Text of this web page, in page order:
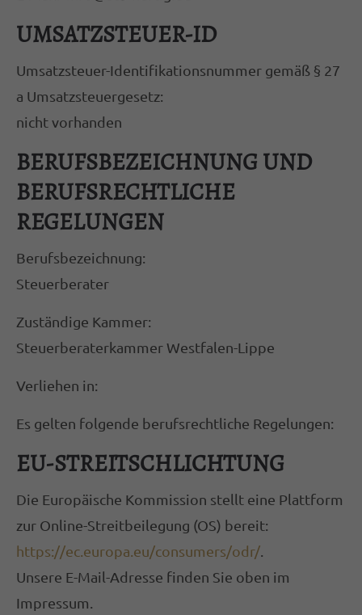
Termine außerhalb der Bürozeiten nach
Vereinbarung
Hurtig Steuerberatungsgesellschaft mbH
Bahnhofstraße 29
02522 8324-0
info@stb-hurtig.de
ABOUT US
Lorem ipsum dolor sit amet, consectetuer
massa. Cum sociis natoque penatibus et
magnis dis parturient montes, nascetur
nec.
UMSATZSTEUER-ID
Umsatzsteuer-Identifikationsnummer gemäß § 27
a Umsatzsteuergesetz:
nicht vorhanden
BERUFSBEZEICHNUNG UND
BERUFSRECHTLICHE
REGELUNGEN
Berufsbezeichnung:
Steuerberater
Zuständige Kammer:
Steuerberaterkammer Westfalen-Lippe
Verliehen in:
Es gelten folgende berufsrechtliche Regelungen:
EU-STREITSCHLICHTUNG
Die Europäische Kommission stellt eine Plattform
zur Online-Streitbeilegung (OS) bereit:
https://ec.europa.eu/consumers/odr/
Unsere E-Mail-Adresse finden Sie oben im
Impressum.